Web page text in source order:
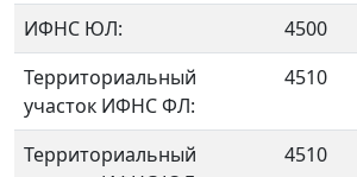
ИФНС ЮЛ:
4500
Территориальный
участок ИФНС ФЛ:
4510
Территориальный
4510